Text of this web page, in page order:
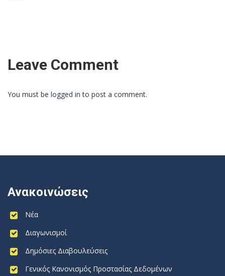
Leave Comment
You must be logged in to post a comment.
Ανακοινώσεις
Νέα
Διαγωνισμοί
Δημόσιες Διαβουλεύσεις
Γενικός Κανονισμός Προστασίας Δεδομένων